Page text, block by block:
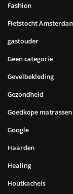
Fashion
Fietstocht
gastouder
Geen categorie
Gevelbekleding
Gezondheid
Goedkope matrassen
Google
Haarden
Healing
Houtkachels